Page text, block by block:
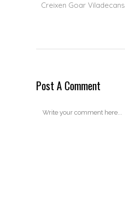
Creixen Goar Viladecans
Post A Comment